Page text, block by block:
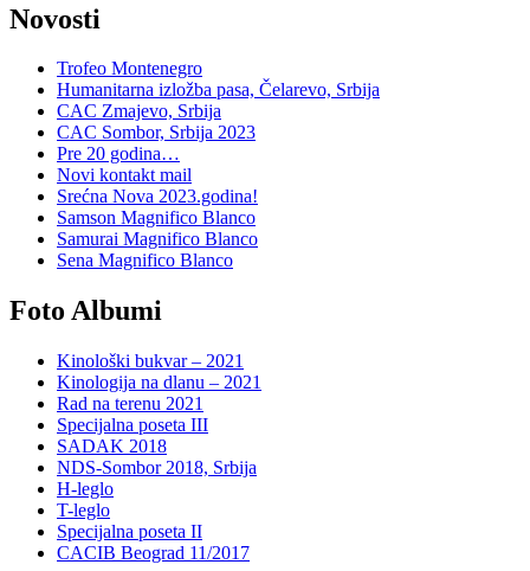
Novosti
Trofeo Montenegro
Humanitarna izložba pasa, Čelarevo, Srbija
CAC Zmajevo, Srbija
CAC Sombor, Srbija 2023
Pre 20 godina…
Novi kontakt mail
Srećna Nova 2023.godina!
Samson Magnifico Blanco
Samurai Magnifico Blanco
Sena Magnifico Blanco
Foto Albumi
Kinološki bukvar – 2021
Kinologija na dlanu – 2021
Rad na terenu 2021
Specijalna poseta III
SADAK 2018
NDS-Sombor 2018, Srbija
H-leglo
T-leglo
Specijalna poseta II
CACIB Beograd 11/2017